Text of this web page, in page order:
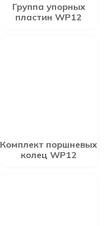
Группа упорных
пластин WP12
Комплект поршневых
колец WP12